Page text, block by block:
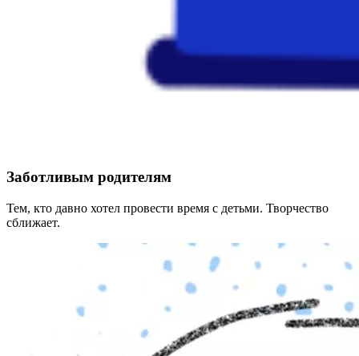
Заботливым родителям
Тем, кто давно хотел провести время с детьми. Творчество
сближает.